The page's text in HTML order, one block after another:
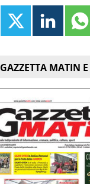
GAZZETTA MATIN